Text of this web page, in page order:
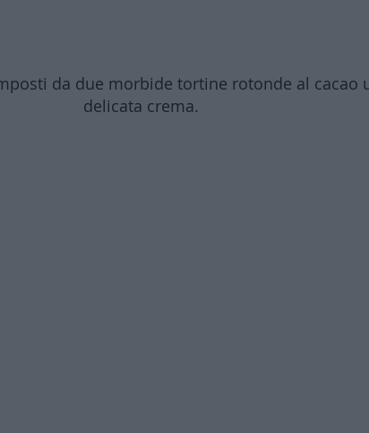
da due morbide tortine rotonde al cacao
delicata crema.